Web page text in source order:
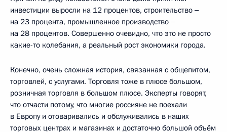
инвестиции выросли на 12 процентов, строительство ‒
на 23 процента, промышленное производство ‒
на 28 процентов. Совершенно очевидно, что это не просто
какие-то колебания, а реальный рост экономики города.
Конечно, очень сложная история, связанная с общепитом,
торговлей, с услугами. Торговля тоже в плюсе большом,
розничная торговля в большом плюсе. Эксперты говорят,
что отчасти потому, что многие россияне не поехали
в Европу и отоваривались и обслуживались в наших
торговых центрах и магазинах и достаточно большой объём